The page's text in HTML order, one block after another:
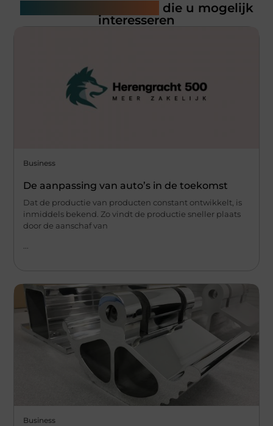
die u mogelijk
interesseren
Business
De aanpassing van auto’s in de toekomst
Dat de productie van producten constant ontwikkelt, is
inmiddels bekend. Zo vindt de productie sneller plaats
door de aanschaf van
...
Business